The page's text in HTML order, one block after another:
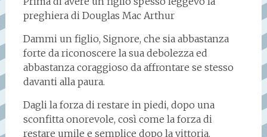
preghiera di Douglas Mac Arthur
Dammi un figlio, Signore, che sia abbastanza
forte da riconoscere la sua debolezza ed
abbastanza coraggioso da affrontare se stesso
davanti alla paura.
Dagli la forza di restare in piedi, dopo una
sconfitta onorevole, così come la forza di
restare umile e semplice dopo la vittoria.